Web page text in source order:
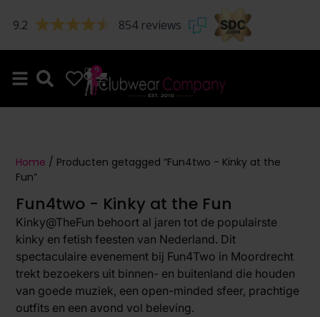
9.2 854 reviews
0 0
Home / Producten getagged “Fun4two - Kinky at the
Fun”
Fun4two - Kinky at the Fun
Kinky@TheFun behoort al jaren tot de populairste
kinky en fetish feesten van Nederland. Dit
spectaculaire evenement bij Fun4Two in Moordrecht
trekt bezoekers uit binnen- en buitenland die houden
van goede muziek, een open-minded sfeer, prachtige
outfits en een avond vol beleving.